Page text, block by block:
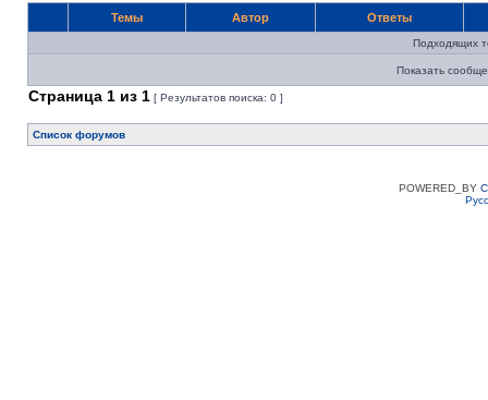
Темы Автор Ответы
Подходящих
Показать
Страница 1 из 1 [ Результатов поиска: 0 ]
Список форумов
POWERED_BY